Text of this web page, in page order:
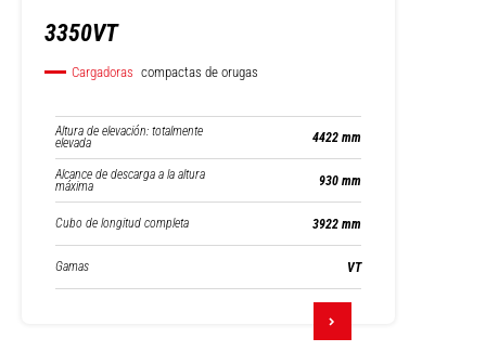
3350VT
Cargadoras compactas de orugas
Altura de elevación: totalmente
elevada 4422 mm
Alcance de descarga a la altura
máxima 930 mm
Cubo de longitud completa 3922 mm
Gamas VT